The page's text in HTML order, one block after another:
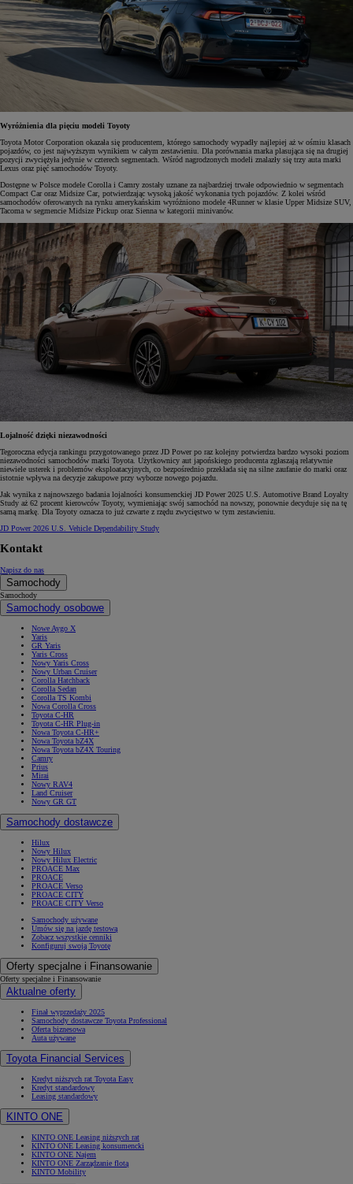
Wyróżnienia dla pięciu modeli Toyoty
Toyota Motor Corporation okazała się producentem, którego samochody wypadły najlepiej aż w ośmiu klasach
pojazdów, co jest najwyższym wynikiem w całym zestawieniu. Dla porównania marka plasująca się na drugiej
pozycji zwyciężyła jedynie w czterech segmentach. Wśród nagrodzonych modeli znalazły się trzy auta marki
Lexus oraz pięć samochodów Toyoty.
Dostępne w Polsce modele Corolla i Camry zostały uznane za najbardziej trwałe odpowiednio w segmentach
Compact Car oraz Midsize Car, potwierdzając wysoką jakość wykonania tych pojazdów. Z kolei wśród
samochodów oferowanych na rynku amerykańskim wyróżniono modele 4Runner w klasie Upper Midsize SUV,
Tacoma w segmencie Midsize Pickup oraz Sienna w kategorii minivanów.
Lojalność dzięki niezawodności
Tegoroczna edycja rankingu przygotowanego przez JD Power po raz kolejny potwierdza bardzo wysoki poziom
niezawodności samochodów marki Toyota. Użytkownicy aut japońskiego producenta zgłaszają relatywnie
niewiele usterek i problemów eksploatacyjnych, co bezpośrednio przekłada się na silne zaufanie do marki oraz
istotnie wpływa na decyzje zakupowe przy wyborze nowego pojazdu.
Jak wynika z najnowszego badania lojalności konsumenckiej JD Power 2025 U.S. Automotive Brand Loyalty
Study aż 62 procent kierowców Toyoty, wymieniając swój samochód na nowszy, ponownie decyduje się na tę
samą markę. Dla Toyoty oznacza to już czwarte z rzędu zwycięstwo w tym zestawieniu.
JD Power 2026 U.S. Vehicle Dependability Study
Kontakt
Napisz do nas
Samochody
Samochody
Samochody osobowe
Nowe Aygo X
Yaris
GR Yaris
Yaris Cross
Nowy Yaris Cross
Nowy Urban Cruiser
Corolla Hatchback
Corolla Sedan
Corolla TS Kombi
Nowa Corolla Cross
Toyota C-HR
Toyota C-HR Plug-in
Nowa Toyota C-HR+
Nowa Toyota bZ4X
Nowa Toyota bZ4X Touring
Camry
Prius
Mirai
Nowy RAV4
Land Cruiser
Nowy GR GT
Samochody dostawcze
Hilux
Nowy Hilux
Nowy Hilux Electric
PROACE Max
PROACE
PROACE Verso
PROACE CITY
PROACE CITY Verso
Samochody używane
Umów się na jazdę testową
Zobacz wszystkie cenniki
Konfiguruj swoją Toyotę
Oferty specjalne i Finansowanie
Oferty specjalne i Finansowanie
Aktualne oferty
Finał wyprzedaży 2025
Samochody dostawcze Toyota Professional
Oferta biznesowa
Auta używane
Toyota Financial Services
Kredyt niższych rat Toyota Easy
Kredyt standardowy
Leasing standardowy
KINTO ONE
KINTO ONE Leasing niższych rat
KINTO ONE Leasing konsumencki
KINTO ONE Najem
KINTO ONE Zarządzanie flotą
KINTO Mobility